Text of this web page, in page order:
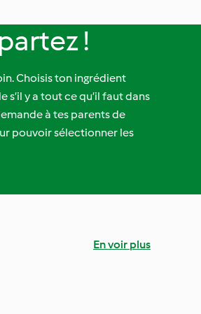
!
Choisis ton ingrédient
y a tout ce qu’il faut dans
à tes parents de
pouvoir sélectionner les
En voir plus